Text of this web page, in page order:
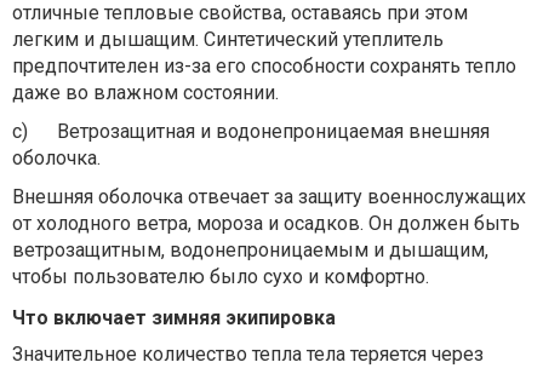
отличные тепловые свойства, оставаясь при этом
легким и дышащим. Синтетический утеплитель
предпочтителен из-за его способности сохранять тепло
даже во влажном состоянии.
c)
Ветрозащитная и водонепроницаемая внешняя
оболочка.
Внешняя оболочка отвечает за защиту военнослужащих
от холодного ветра, мороза и осадков. Он должен быть
ветрозащитным, водонепроницаемым и дышащим,
чтобы пользователю было сухо и комфортно.
Что включает зимняя экипировка
Значительное количество тепла тела теряется через